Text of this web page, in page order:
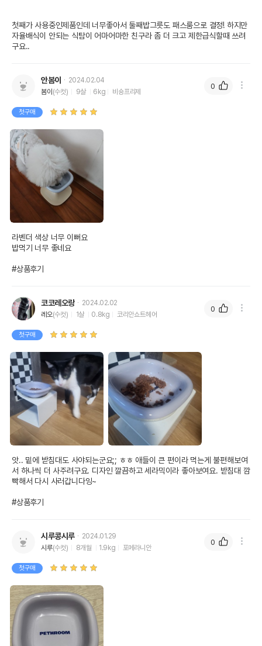
첫째가 사용중인제품인데 너무좋아서 둘째밥그릇도 패스룸으로 결정! 하지만
자율배식이 안되는 식탐이 어마어마한 친구라 좀 더 크고 제한급식할때 쓰려
구요..
안봄이
2024.02.04
봄이 (수컷) 9살 6kg 비숑프리제
첫구매
라벤더 색상 너무 이뻐요
밥먹기 너무 좋네요
#상품후기
0
코코레오랑
2024.02.02
레오(수컷) 1살 0.8kg 코리안쇼트헤어
첫구매
앗.. 밑에 받침대도 사야되는군요;; ㅎㅎ 애들이 큰 편이라 먹는게 불편해보여
서 하나씩 더 사주려구요. 디자인 깔끔하고 세라믹이라 좋아보여요. 받침대 깜
빡해서 다시 사러갑니다잉~
#상품후기
0
시루콩시루
2024.01.29
시루(수컷) 8개월 1.9kg 포메라니안
첫구매
0